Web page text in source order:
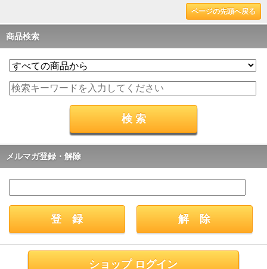
ページの先頭へ戻る
商品検索
メルマガ登録・解除
ショップ ログイン